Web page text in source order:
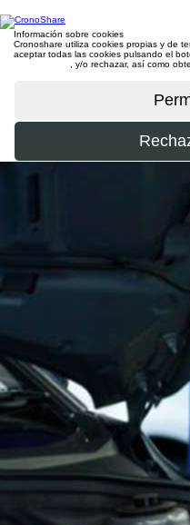
Información sobre cookies
Cronoshare utiliza cookies propias y de
aceptar todas las cookies pulsando el
, y/o rechazar, así como